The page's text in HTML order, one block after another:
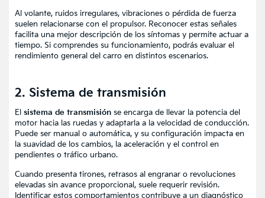
Al volante, ruidos irregulares, vibraciones o pérdida de fuerza
suelen relacionarse con el propulsor. Reconocer estas señales
facilita una mejor descripción de los síntomas y permite actuar a
tiempo. Si comprendes su funcionamiento, podrás evaluar el
rendimiento general del carro en distintos escenarios.
2. Sistema de transmisión
El sistema de transmisión se encarga de llevar la potencia del
motor hacia las ruedas y adaptarla a la velocidad de conducción.
Puede ser manual o automática, y su configuración impacta en
la suavidad de los cambios, la aceleración y el control en
pendientes o tráfico urbano.
Cuando presenta tirones, retrasos al engranar o revoluciones
elevadas sin avance proporcional, suele requerir revisión.
Identificar estos comportamientos contribuye a un diagnóstico